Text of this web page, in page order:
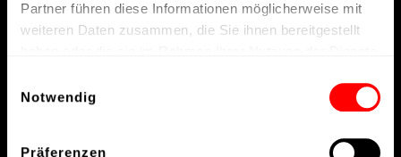
Partner führen diese Informationen möglicherweise mit
weiteren Daten zusammen, die Sie ihnen bereitgestellt
Notwendig
Präferenzen